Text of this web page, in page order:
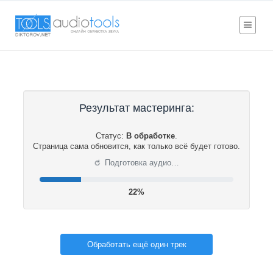
Результат мастеринга:
Статус: В обработке.
Страница сама обновится, как только всё будет готово.
⟳ Подготовка аудио…
22%
Обработать ещё один трек